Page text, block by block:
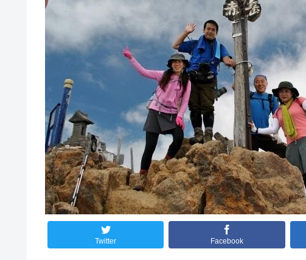
Twitter Facebook